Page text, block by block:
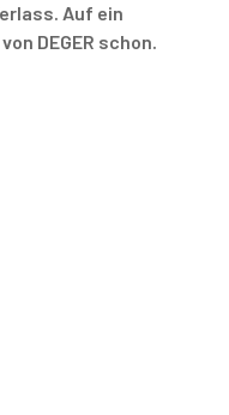
Auf ein
DEGER schon.